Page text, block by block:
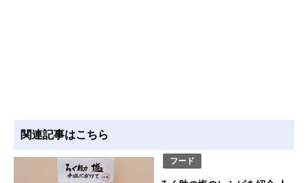
関連記事はこちら
フード